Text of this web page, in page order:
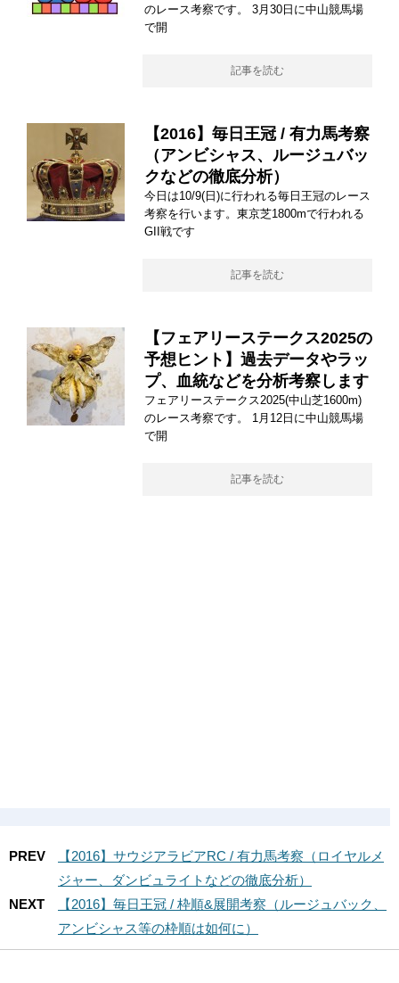
のレース考察です。 3月30日に中山競馬場
で開
記事を読む
【2016】毎日王冠 / 有力馬考察
（アンビシャス、ルージュバッ
クなどの徹底分析）
今日は10/9(日)に行われる毎日王冠のレース
考察を行います。東京芝1800mで行われる
GII戦です
記事を読む
【フェアリーステークス2025の
予想ヒント】過去データやラッ
プ、血統などを分析考察します
フェアリーステークス2025(中山芝1600m)
のレース考察です。 1月12日に中山競馬場
で開
記事を読む
PREV
【2016】サウジアラビアRC / 有力馬考察（ロイヤルメ
ジャー、ダンビュライトなどの徹底分析）
NEXT
【2016】毎日王冠 / 枠順&展開考察（ルージュバック、
アンビシャス等の枠順は如何に）